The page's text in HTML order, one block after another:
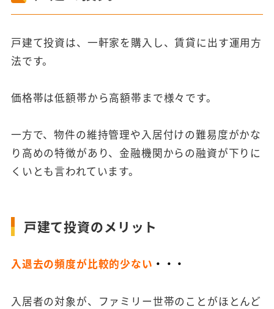
戸建て投資は、一軒家を購入し、賃貸に出す運用方
法です。
価格帯は低額帯から高額帯まで様々です。
一方で、物件の維持管理や入居付けの難易度がかな
り高めの特徴があり、金融機関からの融資が下りに
くいとも言われています。
戸建て投資のメリット
入退去の頻度が比較的少ない ・・・
入居者の対象が、ファミリー世帯のことがほとんど